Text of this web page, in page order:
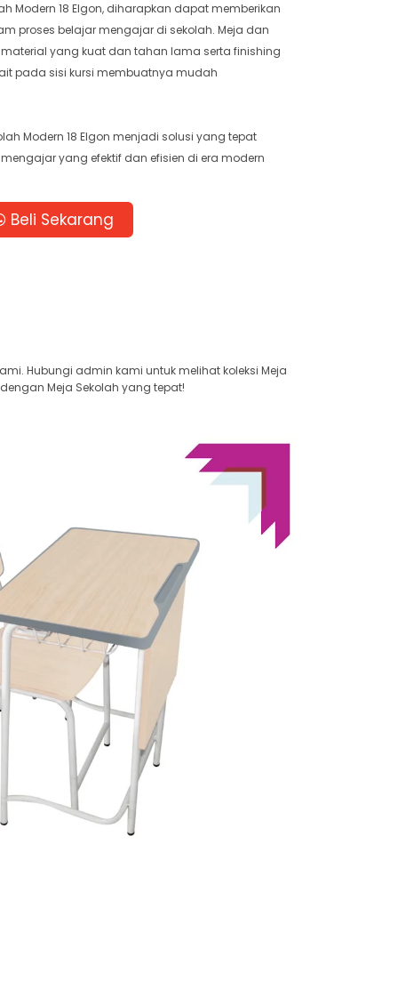
Modern 18 Elgon, diharapkan dapat memberikan
proses belajar mengajar di sekolah. Meja dan
yang kuat dan tahan lama serta finishing
pada sisi kursi membuatnya mudah
Modern 18 Elgon menjadi solusi yang tepat
yang efektif dan efisien di era modern
Beli Sekarang
Hubungi admin kami untuk melihat koleksi Meja
Meja Sekolah yang tepat!